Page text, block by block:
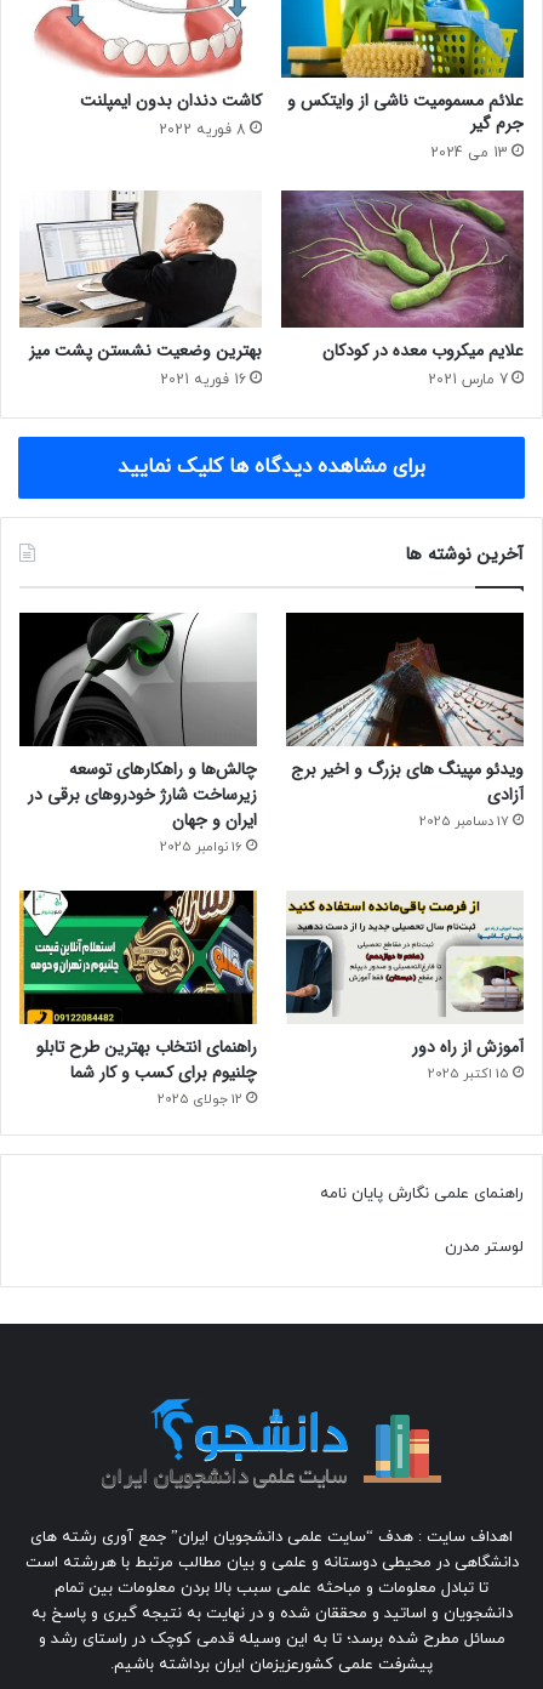
علائم مسمومیت ناشی از وایتکس و
جرم گیر
13 می 2024
کاشت دندان بدون ایمپلنت
8 فوریه 2022
علایم میکروب معده در کودکان
7 مارس 2021
بهترین وضعیت نشستن پشت میز
16 فوریه 2021
برای مشاهده دیدگاه ها کلیک نمایید
آخرین نوشته ها
ویدئو مپینگ های بزرگ و اخیر برج
آزادی
17 دسامبر 2025
چالش‌ها و راهکارهای توسعه
زیرساخت شارژ خودروهای برقی در
ایران و جهان
16 نوامبر 2025
آموزش از راه دور
15 اکتبر 2025
راهنمای انتخاب بهترین طرح تابلو
چلنیوم برای کسب و کار شما
12 جولای 2025
راهنمای علمی نگارش پایان نامه
لوستر مدرن
اهداف سایت : هدف “سایت علمی دانشجویان ایران” جمع آوری رشته های
دانشگاهی در محیطی دوستانه و علمی و بیان مطالب مرتبط با هررشته است
تا تبادل معلومات و مباحثه علمی سبب بالا بردن معلومات بین تمام
دانشجویان و اساتید و محققان شده و در نهایت به نتیجه گیری و پاسخ به
مسائل مطرح شده برسد؛ تا به این وسیله قدمی کوچک در راستای رشد و
پیشرفت علمی کشورعزیزمان ایران برداشته باشیم.